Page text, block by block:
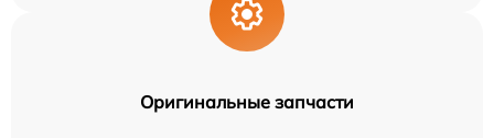
Оригинальные запчасти